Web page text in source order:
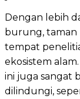
Dengan lebih
burung, taman
tempat
ekosistem
ini juga sangat
dilindungi,